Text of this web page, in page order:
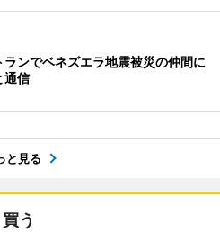
ンでベネズエラ地震被災の仲間に
信
と見る
買う